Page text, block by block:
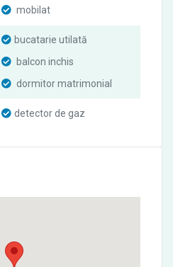
mobilat
bucatarie utilată
balcon inchis
dormitor matrimonial
detector de gaz